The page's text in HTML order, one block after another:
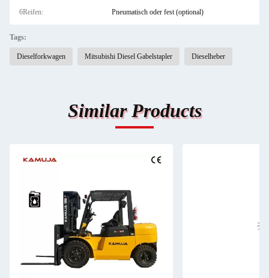
6Reifen: Pneumatisch oder fest (optional)
Tags:
Dieselforkwagen Mitsubishi Diesel Gabelstapler Dieselheber
Similar Products